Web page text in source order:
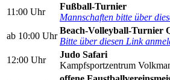
11:00 Uhr
Fußball-Turnier
Mannschaften bitte über
ab 10:00 Uhr
Beach-Volleyball-Turnier
Bitte über diesen Link
12:00 Uhr
Judo Safari
Kampfsportzentrum